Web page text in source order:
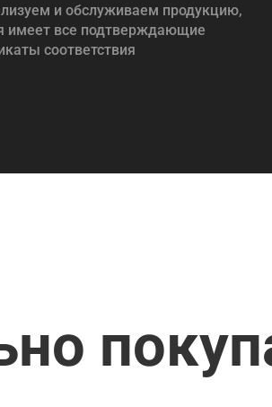
и обслуживаем продукцию,
имеет все подтверждающие
соответствия